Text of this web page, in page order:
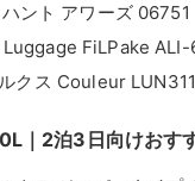
ント アワーズ 06751
FiLPake
クス Couleur
｜2泊3日向けおす